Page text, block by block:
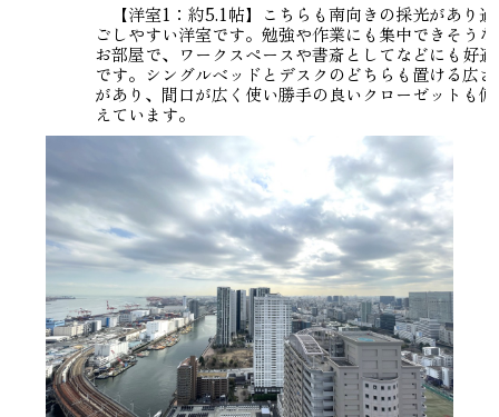
【洋室1：約5.1帖】こちらも南向きの採光があり過
ごしやすい洋室です。勉強や作業にも集中できそうな
お部屋で、ワークスペースや書斎としてなどにも好適
です。シングルベッドとデスクのどちらも置ける広さ
があり、間口が広く使い勝手の良いクローゼットも備
えています。